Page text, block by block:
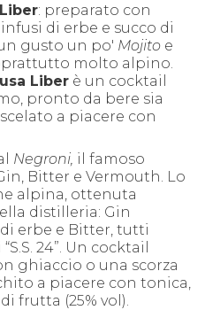
: preparato con
di erbe e succo di
gusto un po' Mojito e
molto alpino.
Liber è un cocktail
pronto da bere sia
a piacere con
Negroni, il famoso
Bitter e Vermouth. Lo
alpina, ottenuta
distilleria: Gin
erbe e Bitter, tutti
24”. Un cocktail
ghiaccio o una scorza
a piacere con tonica,
frutta (25% vol).